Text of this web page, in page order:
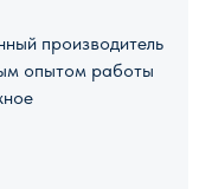
производитель
опытом работы